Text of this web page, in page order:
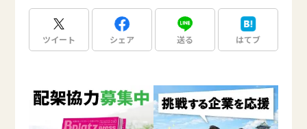
ツイート シェア 送る はてブ